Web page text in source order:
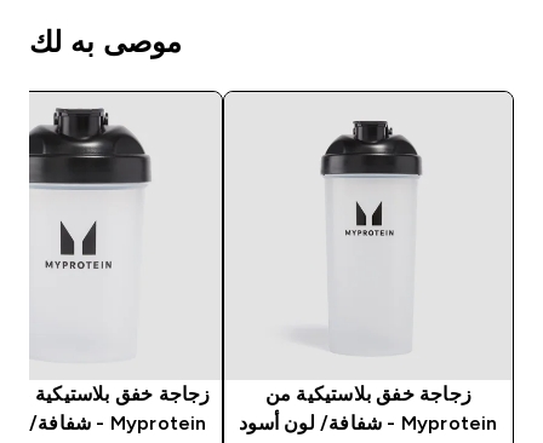
موصى به لك
زجاجة خفق بلاستيكية من
Myprotein - شفافة/ لون أسود
زجاجة خفق بلاستيكية
Myprotein - شفافة/ لون أسود